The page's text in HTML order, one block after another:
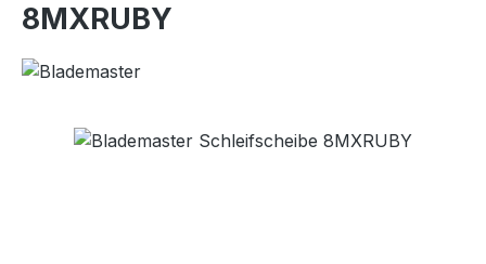
8MXRUBY
Bildergalerie überspringen